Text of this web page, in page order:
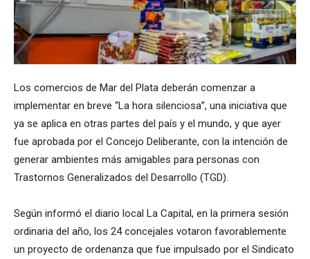
Los comercios de Mar del Plata deberán comenzar a
implementar en breve “La hora silenciosa”, una iniciativa que
ya se aplica en otras partes del país y el mundo, y que ayer
fue aprobada por el Concejo Deliberante, con la intención de
generar ambientes más amigables para personas con
Trastornos Generalizados del Desarrollo (TGD).
Según informó el diario local La Capital, en la primera sesión
ordinaria del año, los 24 concejales votaron favorablemente
un proyecto de ordenanza que fue impulsado por el Sindicato